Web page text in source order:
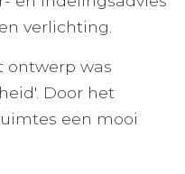
verlichting.
ontwerp was
Door het
een mooi